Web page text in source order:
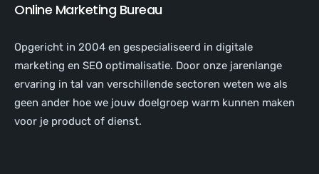
Online Marketing Bureau
Opgericht in 2004 en gespecialiseerd in digitale
marketing en SEO optimalisatie. Door onze jarenlange
ervaring in tal van verschillende sectoren weten we als
geen ander hoe we jouw doelgroep warm kunnen maken
voor je product of dienst.